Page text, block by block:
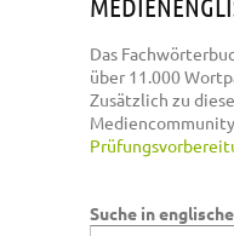
Das
über 11.000
Zusätzlich zu
Suche in